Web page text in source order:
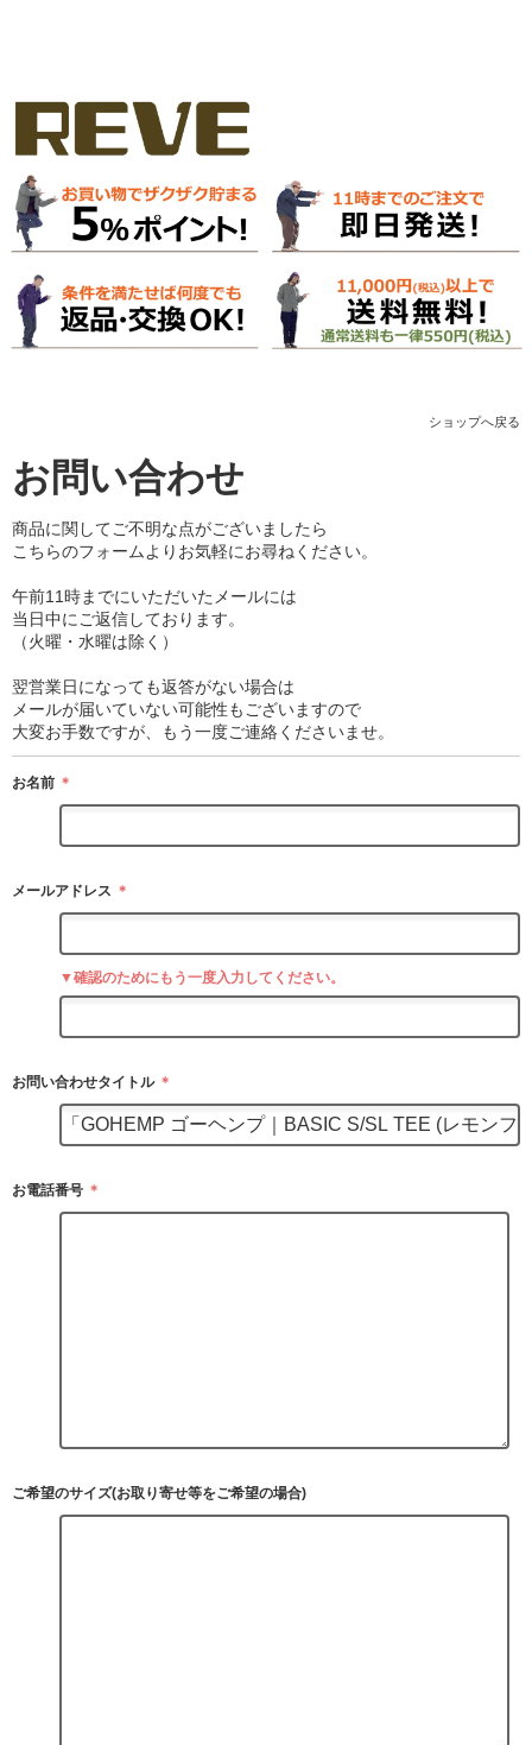
ショップへ戻る
お問い合わせ
商品に関してご不明な点がございましたら
こちらのフォームよりお気軽にお尋ねください。
午前11時までにいただいたメールには
当日中にご返信しております。
（火曜・水曜は除く）
翌営業日になっても返答がない場合は
メールが届いていない可能性もございますので
大変お手数ですが、もう一度ご連絡くださいませ。
お名前 ＊
メールアドレス ＊
▼確認のためにもう一度入力してください。
お問い合わせタイトル ＊
お電話番号 ＊
ご希望のサイズ(お取り寄せ等をご希望の場合)